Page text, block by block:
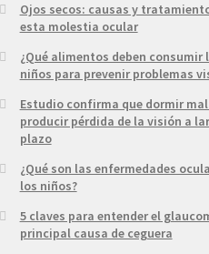
Ojos secos: causas y
esta molestia ocular
¿Qué alimentos deben consumir
niños para prevenir problemas
Estudio confirma que dormir
producir pérdida de la visión a
plazo
¿Qué son las enfermedades
los niños?
5 claves para entender el
principal causa de ceguera